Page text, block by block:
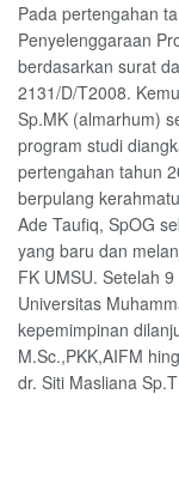
Pada pertengahan
Penyelenggaraan
berdasarkan surat
2131/D/T2008.
Sp.MK (almarhum)
program studi
pertengahan tahun
berpulang
Ade Taufiq, SpOG
yang baru dan
FK UMSU. Setelah
Universitas
kepemimpinan
M.Sc.,PKK,AIFM
dr. Siti Masliana